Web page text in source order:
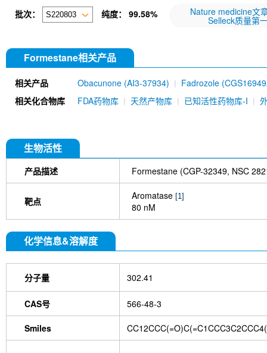
批次： 纯度： 99.58% Nature medicine文
Selleck质量第
Formestane相关产品
相关产品 Obacunone (AI3-37934)
Fadrozole
相关化合物库
FDA药物库 天然产物库 已知活性药物库-I
生物活性
产品描述 Formestane (CGP-32349, NSC
靶点 Aromatase [1]
80 nM
化学信息&溶解度
分子量 302.41
CAS号 566-48-3
Smiles